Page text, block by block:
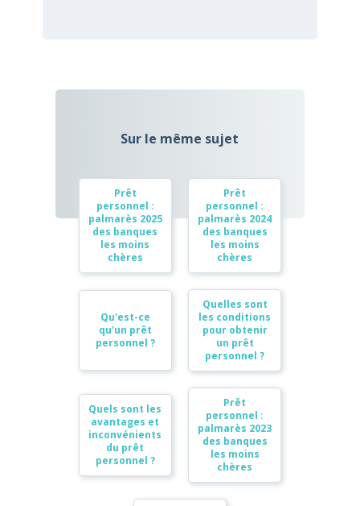
Sur le même sujet
Prêt
personnel :
palmarès 2025
des banques
les moins
chères
Prêt
personnel :
palmarès 2024
des banques
les moins
chères
Qu'est-ce
qu'un prêt
personnel ?
Quelles sont
les conditions
pour obtenir
un prêt
personnel ?
Quels sont les
avantages et
inconvénients
du prêt
personnel ?
Prêt
personnel :
palmarès 2023
des banques
les moins
chères